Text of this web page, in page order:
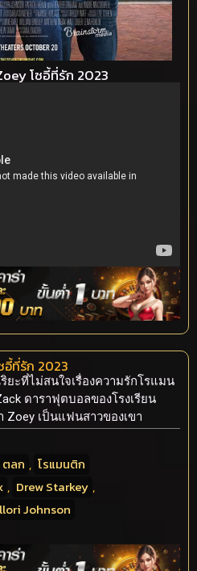
โซอี้ที่รัก 2023
อี้ที่รัก 2023
ยะที่ไม่สนใจเรื่องความรักโรแมน
ดาราฟุตบอลของโรงเรียน
Zoey เป็นแฟนสาวของเขา
ตลก , โรแมนติก
, Drew Starkey ,
Johnson